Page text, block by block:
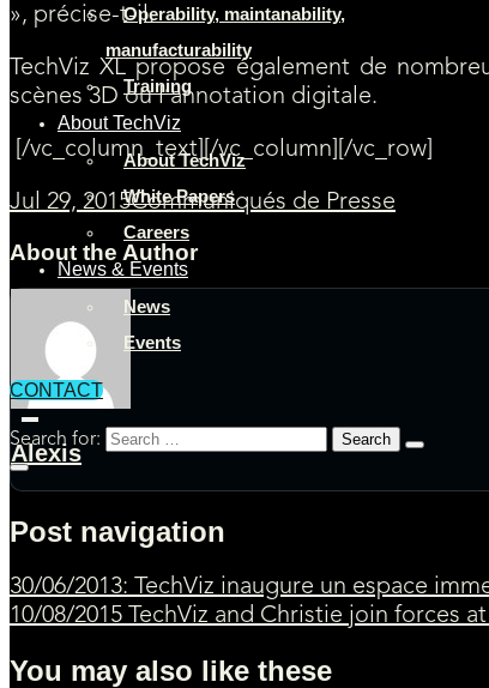
Operability, maintanability,
manufacturability
Training
About TechViz
About TechViz
White Papers
Careers
News & Events
News
Events
CONTACT
Search for:
», précise-t-il.
TechViz XL propose également de
scènes 3D ou l’annotation digitale.
[/vc_column_text][/vc_column][/vc_row]
Jul 29, 2015Communiqués de Presse
About the Author
Alexis
Post navigation
30/06/2013: TechViz inaugure un espace
10/08/2015 TechViz and Christie join forces at
You may also like these